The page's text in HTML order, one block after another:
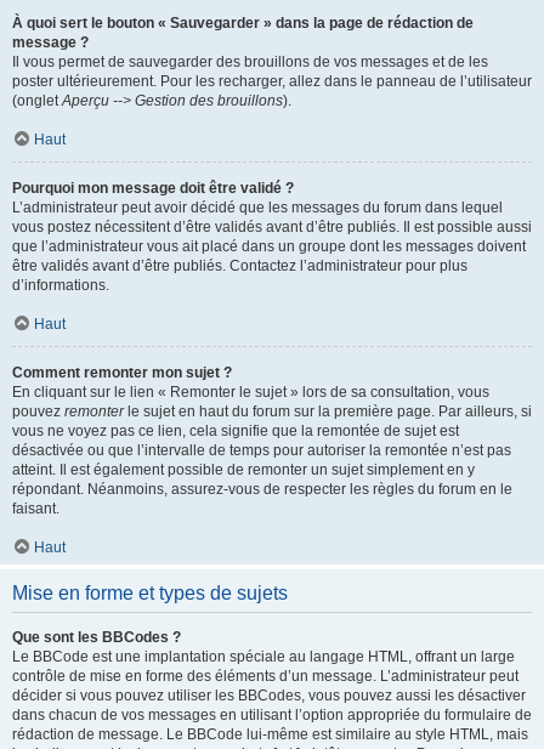
À quoi sert le bouton « Sauvegarder » dans la page de rédaction de
message ?
Il vous permet de sauvegarder des brouillons de vos messages et de les
poster ultérieurement. Pour les recharger, allez dans le panneau de l’utilisateur
(ongletAperçu --> Gestion des brouillons).
Haut
Pourquoi mon message doit être validé ?
L’administrateur peut avoir décidé que les messages du forum dans lequel
vous postez nécessitent d’être validés avant d’être publiés. Il est possible aussi
que l’administrateur vous ait placé dans un groupe dont les messages doivent
être validés avant d’être publiés. Contactez l’administrateur pour plus
d’informations.
Haut
Comment remonter mon sujet ?
En cliquant sur le lien « Remonter le sujet » lors de sa consultation, vous
pouvez remonterle sujet en haut du forum sur la première page. Par ailleurs, si
vous ne voyez pas ce lien, cela signifie que la remontée de sujet est
désactivée ou que l’intervalle de temps pour autoriser la remontée n’est pas
atteint. Il est également possible de remonter un sujet simplement en y
répondant. Néanmoins, assurez-vous de respecter les règles du forum en le
faisant.
Haut
Mise en forme et types de sujets
Que sont les BBCodes ?
Le BBCode est une implantation spéciale au langage HTML, offrant un large
contrôle de mise en forme des éléments d’un message. L’administrateur peut
décider si vous pouvez utiliser les BBCodes, vous pouvez aussi les désactiver
dans chacun de vos messages en utilisant l’option appropriée du formulaire de
rédaction de message. Le BBCode lui-même est similaire au style HTML, mais